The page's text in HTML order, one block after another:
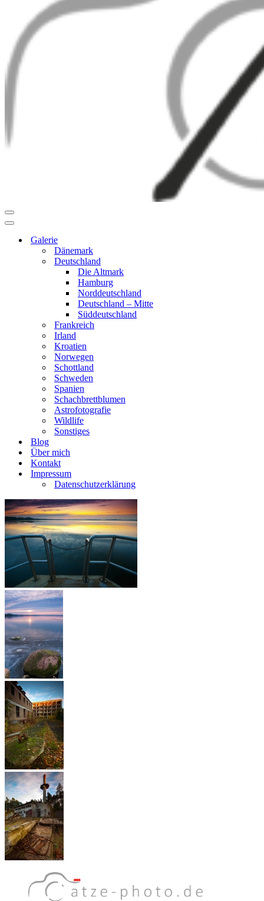
Navigationsmenü
Navigationsmenü
Galerie
Dänemark
Deutschland
Die Altmark
Hamburg
Norddeutschland
Deutschland – Mitte
Süddeutschland
Frankreich
Irland
Kroatien
Norwegen
Schottland
Schweden
Spanien
Schachbrettblumen
Astrofotografie
Wildlife
Sonstiges
Blog
Über mich
Kontakt
Impressum
Datenschutzerklärung